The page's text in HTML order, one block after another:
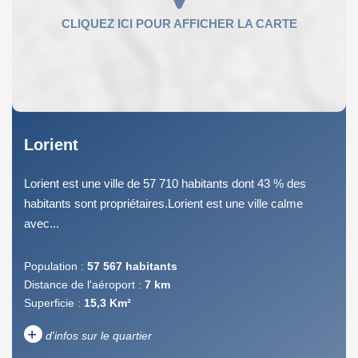
Lorient
Lorient est une ville de 57 710 habitants dont 43 % des
habitants sont propriétaires.Lorient est une ville calme
avec...
Population : 57 567 habitants
Distance de l'aéroport : 7 km
Superficie : 15,3 Km²
+ d'infos sur le quartier